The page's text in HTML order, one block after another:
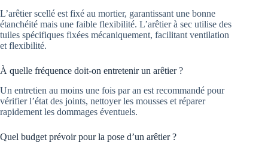
L’arêtier scellé est fixé au mortier, garantissant une bonne
étanchéité mais une faible flexibilité. L’arêtier à sec utilise des
tuiles spécifiques fixées mécaniquement, facilitant ventilation
et flexibilité.
À quelle fréquence doit-on entretenir un arêtier ?
Un entretien au moins une fois par an est recommandé pour
vérifier l’état des joints, nettoyer les mousses et réparer
rapidement les dommages éventuels.
Quel budget prévoir pour la pose d’un arêtier ?